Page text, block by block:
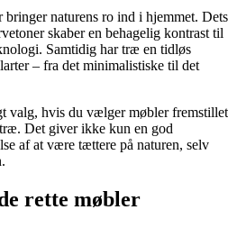
naturens ro ind i hjemmet. Dets
skaber en behagelig kontrast til
Samtidig har træ en tidløs
– fra det minimalistiske til det
valg, hvis du vælger møbler fremstillet
Det giver ikke kun en god
af at være tættere på naturen, selv
rette møbler